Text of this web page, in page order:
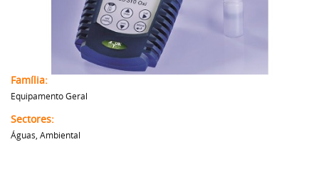
Família:
Equipamento Geral
Sectores:
Águas, Ambiental